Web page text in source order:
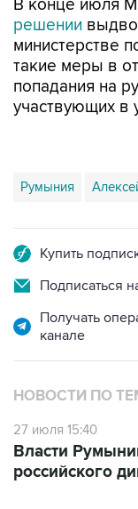
В конце июля
решении
министерстве
такие меры в
попадания на
участвующих в
Румыния
Купить
Подписаться
Получать
канале
НОВОСТИ ПО
27 июля 15:40
Власти
российского